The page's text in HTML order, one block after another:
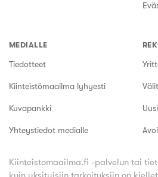
MEDIALLE
Tiedotteet
Kiinteistömaailma lyhyesti
Kuvapankki
Yhteystiedot medialle
Kiinteistomaailma.fi -palvelun tai